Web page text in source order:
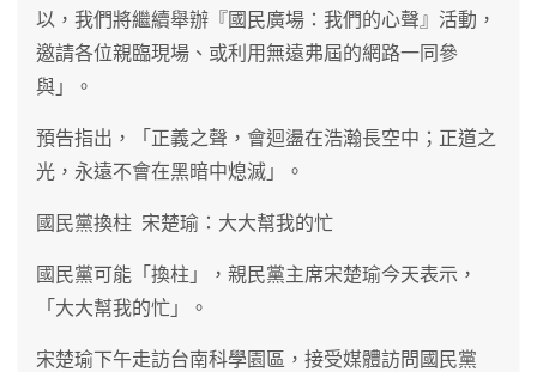
以，我們將繼續舉辦『國民廣場：我們的心聲』活動，
邀請各位親臨現場、或利用無遠弗屆的網路一同參
與」。
預告指出，「正義之聲，會迴盪在浩瀚長空中；正道之
光，永遠不會在黑暗中熄滅」。
國民黨換柱 宋楚瑜：大大幫我的忙
國民黨可能「換柱」，親民黨主席宋楚瑜今天表示，
「大大幫我的忙」。
宋楚瑜下午走訪台南科學園區，接受媒體訪問國民黨